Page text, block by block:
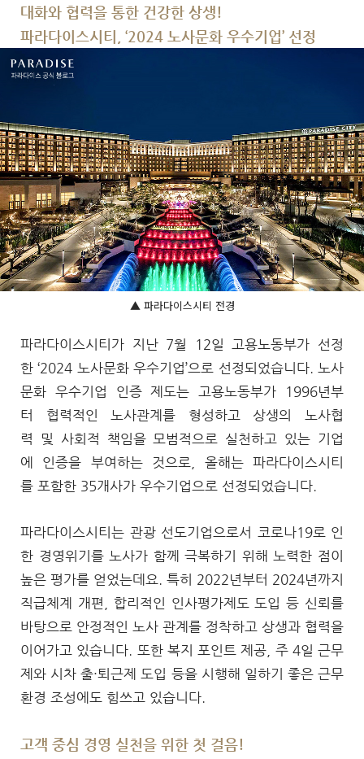
대화와 협력을 통한 건강한 상생!
파라다이스시티, ‘2024 노사문화 우수기업’ 선정
▲ 파라다이스시티 전경
파라다이스시티가 지난 7월 12일 고용노동부가 선정
한 ‘2024 노사문화 우수기업’으로 선정되었습니다. 노사
문화 우수기업 인증 제도는 고용노동부가 1996년부
터 협력적인 노사관계를 형성하고 상생의 노사협
력 및 사회적 책임을 모범적으로 실천하고 있는 기업
에 인증을 부여하는 것으로, 올해는 파라다이스시티
를 포함한 35개사가 우수기업으로 선정되었습니다.
파라다이스시티는 관광 선도기업으로서 코로나19로 인
한 경영위기를 노사가 함께 극복하기 위해 노력한 점이
높은 평가를 얻었는데요. 특히 2022년부터 2024년까지
직급체계 개편, 합리적인 인사평가제도 도입 등 신뢰를
바탕으로 안정적인 노사 관계를 정착하고 상생과 협력을
이어가고 있습니다. 또한 복지 포인트 제공, 주 4일 근무
제와 시차 출·퇴근제 도입 등을 시행해 일하기 좋은 근무
환경 조성에도 힘쓰고 있습니다.
고객 중심 경영 실천을 위한 첫 걸음!